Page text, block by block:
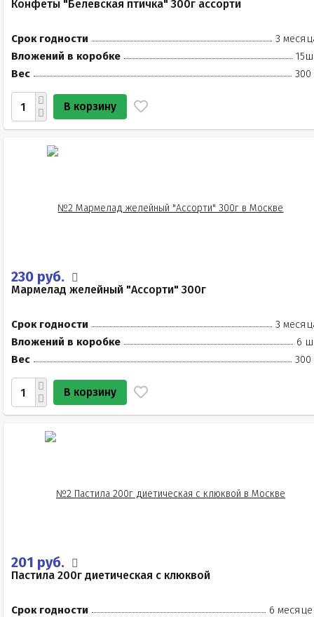
Конфеты "Белевская птичка" 300г ассорти
Срок годности
3
Вложений в коробке
Вес
300
В корзину
230 руб.
Мармелад желейный "Ассорти" 300г
Срок годности
3
Вложений в коробке
6
Вес
300
В корзину
201 руб.
Пастила 200г диетическая с клюквой
Срок годности
6